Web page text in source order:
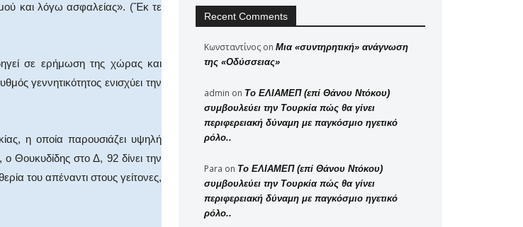
και λόγω ασφαλείας». (Ἔκ τε
σε ερήμωση της χώρας και
γεννητικότητος ενισχύει την
η οποία παρουσιάζει υψηλή
Θουκυδίδης στο Δ, 92 δίνει την
του απέναντι στους γείτονες,
Recent Comments
Κωνσταντίνος on Μια «συντηρητική» ανάγνωση
της «Οδύσσειας»
admin on Το ΕΛΙΑΜΕΠ (επί Θάνου Ντόκου)
συμβουλεύει την Τουρκία πώς θα γίνει
περιφερειακή δύναμη με παγκόσμιο ηγετικό
ρόλο..
Para on Το ΕΛΙΑΜΕΠ (επί Θάνου Ντόκου)
συμβουλεύει την Τουρκία πώς θα γίνει
περιφερειακή δύναμη με παγκόσμιο ηγετικό
ρόλο..